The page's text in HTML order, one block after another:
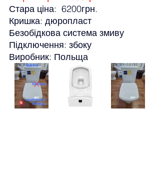
Стара ціна:  6200грн.
Кришка: дюропласт
Безобідкова система змиву
Підключення: збоку
Виробник: Польща